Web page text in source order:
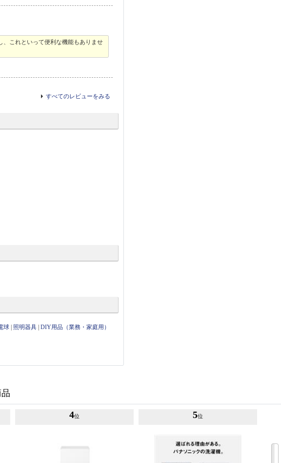
、これといって便利な機能もありませ
すべてのレビューをみる
球 照明器具 |DIY用品（業務・家庭用）
4位 5位